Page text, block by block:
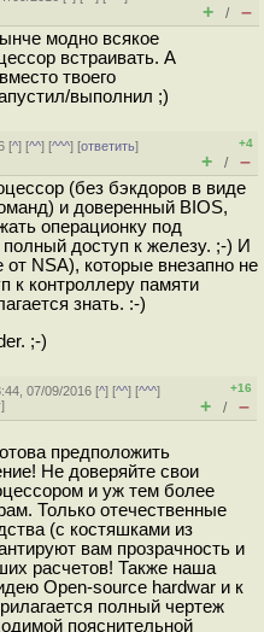
+ / –
модно всякое
встраивать. А
твоего
выполнил ;)
[^] [^^] [^^^] [ответить]
+4
+ / –
(без бэкдоров в виде
и доверенный BIOS,
операционку под
доступ к железу. ;-) И
NSA), которые внезапно не
к контроллеру памяти
знать. :-)
;-)
07/09/2016 [^] [^^] [^^^]
]
+16
+ / –
предположить
Не доверяйте свои
и уж тем более
Только отечественные
(с костяшками из
вам прозрачность и
расчетов! Также наша
Open-source hardwar и к
полный чертеж
пояснительной